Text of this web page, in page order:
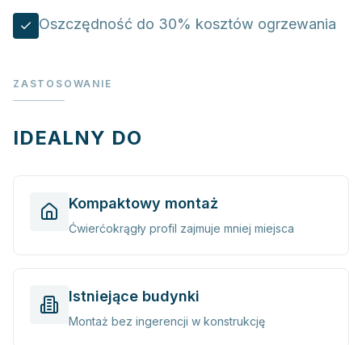
Oszczędność do 30% kosztów ogrzewania
ZASTOSOWANIE
IDEALNY DO
Kompaktowy montaż
Ćwierćokrągły profil zajmuje mniej miejsca
Istniejące budynki
Montaż bez ingerencji w konstrukcję